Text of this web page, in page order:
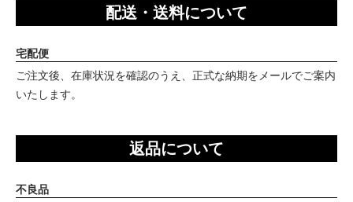
配送・送料について
宅配便
ご注文後、在庫状況を確認のうえ、正式な納期をメールでご案内
いたします。
返品について
不良品